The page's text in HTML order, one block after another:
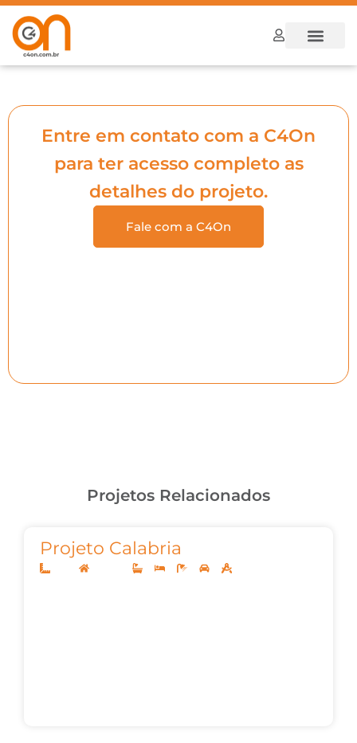
Entre em contato com a C4On
para ter acesso completo as
detalhes do projeto.
Fale com a C4On
Projetos Relacionados
Projeto Calabria
12x25 6